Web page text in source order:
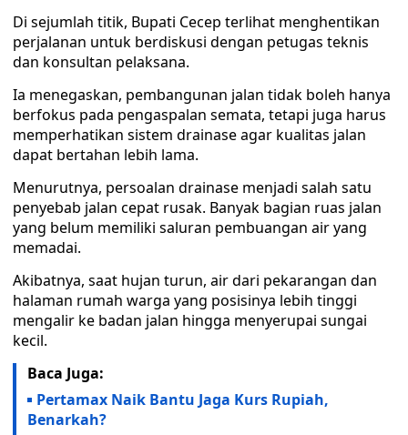
Di sejumlah titik, Bupati Cecep terlihat menghentikan
perjalanan untuk berdiskusi dengan petugas teknis
dan konsultan pelaksana.
Ia menegaskan, pembangunan jalan tidak boleh hanya
berfokus pada pengaspalan semata, tetapi juga harus
memperhatikan sistem drainase agar kualitas jalan
dapat bertahan lebih lama.
Menurutnya, persoalan drainase menjadi salah satu
penyebab jalan cepat rusak. Banyak bagian ruas jalan
yang belum memiliki saluran pembuangan air yang
memadai.
Akibatnya, saat hujan turun, air dari pekarangan dan
halaman rumah warga yang posisinya lebih tinggi
mengalir ke badan jalan hingga menyerupai sungai
kecil.
Baca Juga:
Pertamax Naik Bantu Jaga Kurs Rupiah,
Benarkah?